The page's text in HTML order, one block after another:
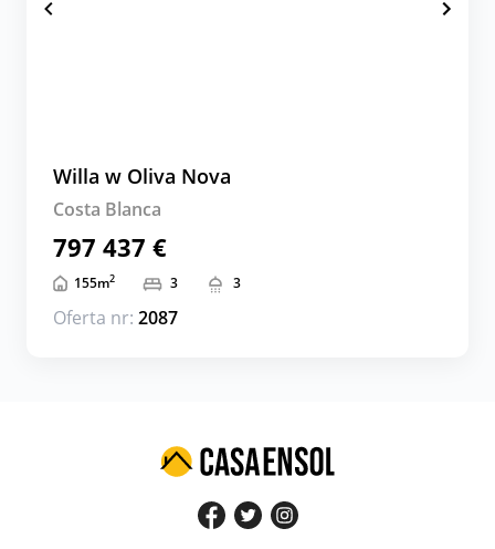
Willa w Oliva Nova
Costa Blanca
797 437 €
155m2 3 3
Oferta nr: 2087